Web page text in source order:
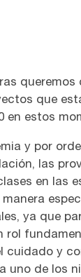
que
en estos
y por
las
en las
ya que
rol
cuidado y
uno de los